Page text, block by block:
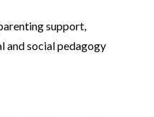
support,
and social pedagogy